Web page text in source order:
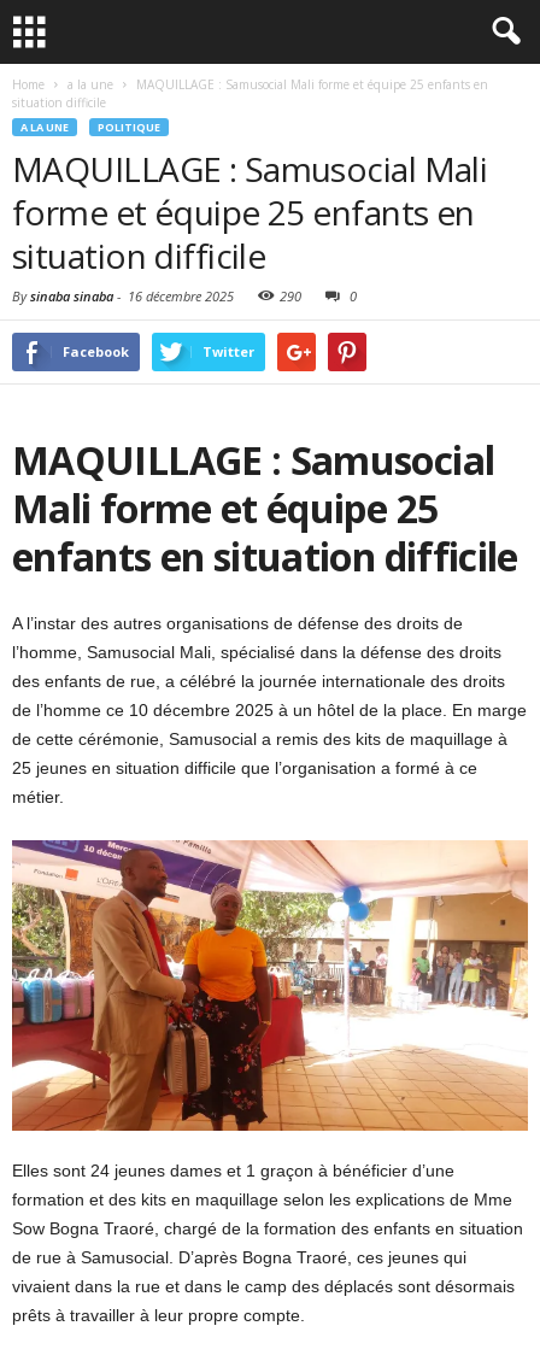
Home a la une
MAQUILLAGE : Samusocial Mali forme et équipe 25 enfants en
situation difficile
A LA UNE POLITIQUE
MAQUILLAGE : Samusocial Mali
forme et équipe 25 enfants en
situation difficile
Bysinaba sinaba - 16 décembre 2025 290 0
Facebook Twitter
MAQUILLAGE : Samusocial
Mali forme et équipe 25
enfants en situation difficile
A l’instar des autres organisations de défense des droits de
l’homme, Samusocial Mali, spécialisé dans la défense des droits
des enfants de rue, a célébré la journée internationale des droits
de l’homme ce 10 décembre 2025 à un hôtel de la place. En marge
de cette cérémonie, Samusocial a remis des kits de maquillage à
25 jeunes en situation difficile que l’organisation a formé à ce
métier.
Elles sont 24 jeunes dames et 1 graçon à bénéficier d’une
formation et des kits en maquillage selon les explications de Mme
Sow Bogna Traoré, chargé de la formation des enfants en situation
de rue à Samusocial. D’après Bogna Traoré, ces jeunes qui
vivaient dans la rue et dans le camp des déplacés sont désormais
prêts à travailler à leur propre compte.